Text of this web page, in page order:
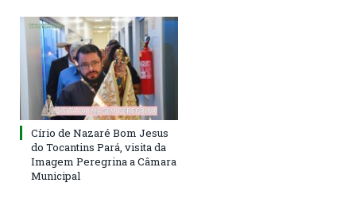
Círio de Nazaré Bom Jesus
do Tocantins Pará, visita da
Imagem Peregrina a Câmara
Municipal